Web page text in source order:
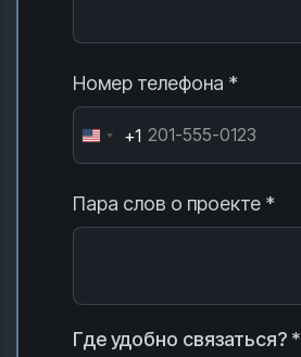
Номер телефона *
+1
Пара слов о проекте *
Где удобно связаться? *